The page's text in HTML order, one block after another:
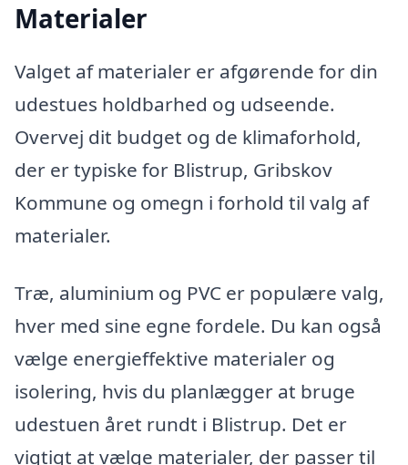
Materialer
Valget af materialer er afgørende for din
udestues holdbarhed og udseende.
Overvej dit budget og de klimaforhold,
der er typiske for Blistrup, Gribskov
Kommune og omegn i forhold til valg af
materialer.
Træ, aluminium og PVC er populære valg,
hver med sine egne fordele. Du kan også
vælge energieffektive materialer og
isolering, hvis du planlægger at bruge
udestuen året rundt i Blistrup. Det er
vigtigt at vælge materialer, der passer til